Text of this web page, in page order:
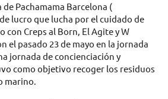
Pachamama Barcelona (
lucro que lucha por el cuidado de
con Creps al Born, El Agite y W
el pasado 23 de mayo en la jornada
jornada de concienciación y
como objetivo recoger los residuos
marino.